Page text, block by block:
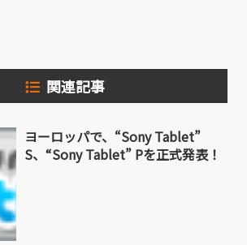
関連記事
ヨーロッパで、“Sony Tablet”
S、“Sony Tablet” Pを正式発表！